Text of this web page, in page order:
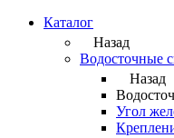
Каталог
Назад
Водосточные
Назад
Угол